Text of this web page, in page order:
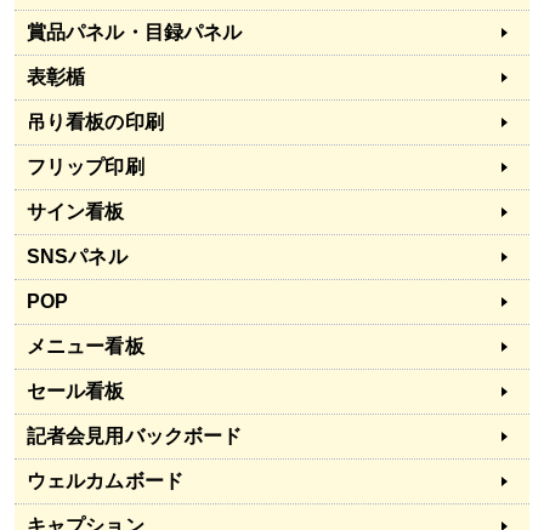
賞品パネル・目録パネル
表彰楯
吊り看板の印刷
フリップ印刷
サイン看板
SNSパネル
POP
メニュー看板
セール看板
記者会見用バックボード
ウェルカムボード